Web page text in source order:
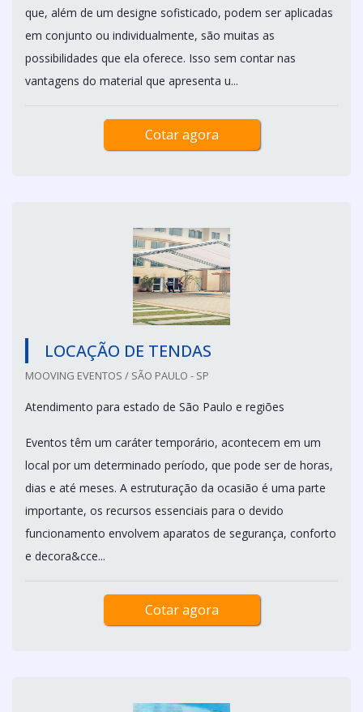
que, além de um designe sofisticado, podem ser aplicadas
em conjunto ou individualmente, são muitas as
possibilidades que ela oferece. Isso sem contar nas
vantagens do material que apresenta u...
Cotar agora
LOCAÇÃO DE TENDAS
MOOVING EVENTOS / SÃO PAULO - SP
Atendimento para estado de São Paulo e regiões
Eventos têm um caráter temporário, acontecem em um
local por um determinado período, que pode ser de horas,
dias e até meses. A estruturação da ocasião é uma parte
importante, os recursos essenciais para o devido
funcionamento envolvem aparatos de segurança, conforto
e decora&cce...
Cotar agora